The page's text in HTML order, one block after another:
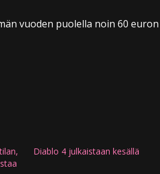
vuoden puolella noin 60 euron
Diablo 4 julkaistaan kesällä